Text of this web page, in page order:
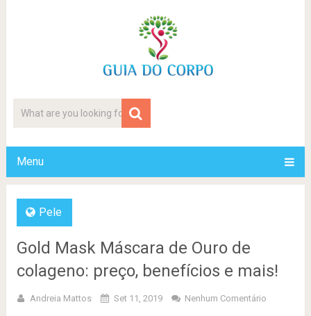
Menu
Pele
Gold Mask Máscara de Ouro de
colageno: preço, benefícios e mais!
Andreia Mattos Set 11, 2019 Nenhum Comentário